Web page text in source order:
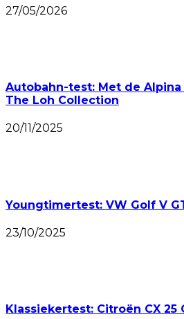
27/05/2026
Autobahn-test: Met de Alpina
The Loh Collection
20/11/2025
Youngtimertest: VW Golf V
23/10/2025
Klassiekertest: Citroën CX 25